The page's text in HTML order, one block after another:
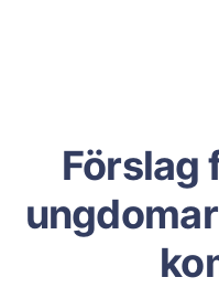
Förslag